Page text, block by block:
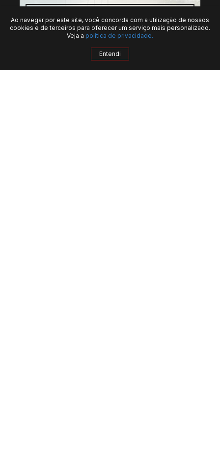
QUERO MAIS INFORMAÇÕES
Ao navegar por este site, você concorda com a utilização de nossos
cookies e de terceiros para oferecer um serviço mais personalizado.
Veja a política de privacidade.
Entendi